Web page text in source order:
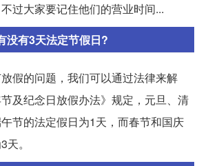
过大家要记住他们的营业时间...
没有3天法定节假日?
假的问题，我们可以通过法律来解
及纪念日放假办法》规定，元旦、清
节的法定假日为1天，而春节和国庆
。